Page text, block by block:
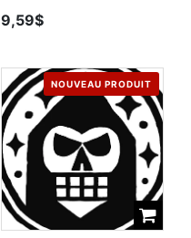
9,59$
NOUVEAU PRODUIT